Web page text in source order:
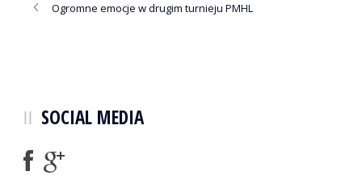
Ogromne emocje w drugim turnieju PMHL
SOCIAL MEDIA